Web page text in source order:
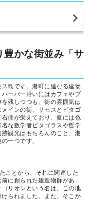
豊かな街並み「サ
島です。港町に連なる建物
ーバー沿いにはカフェやブ
残しつつも、街の雰囲気は
インの街、サモスとピタゴ
側が栄えており、夏には色
な数学者ピタゴラスや哲学
観光はもちろんのこと、港
一つです。
ことから、それに関連した
に創られた建造物群があ
リオンという名は、この地
られました。また、そこか